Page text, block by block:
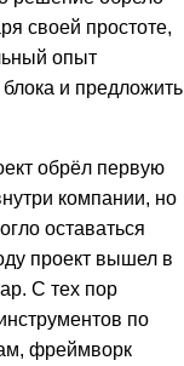
своей простоте,
опыт
и предложить
обрёл первую
компании, но
оставаться
проект вышел в
С тех пор
по
фреймворк